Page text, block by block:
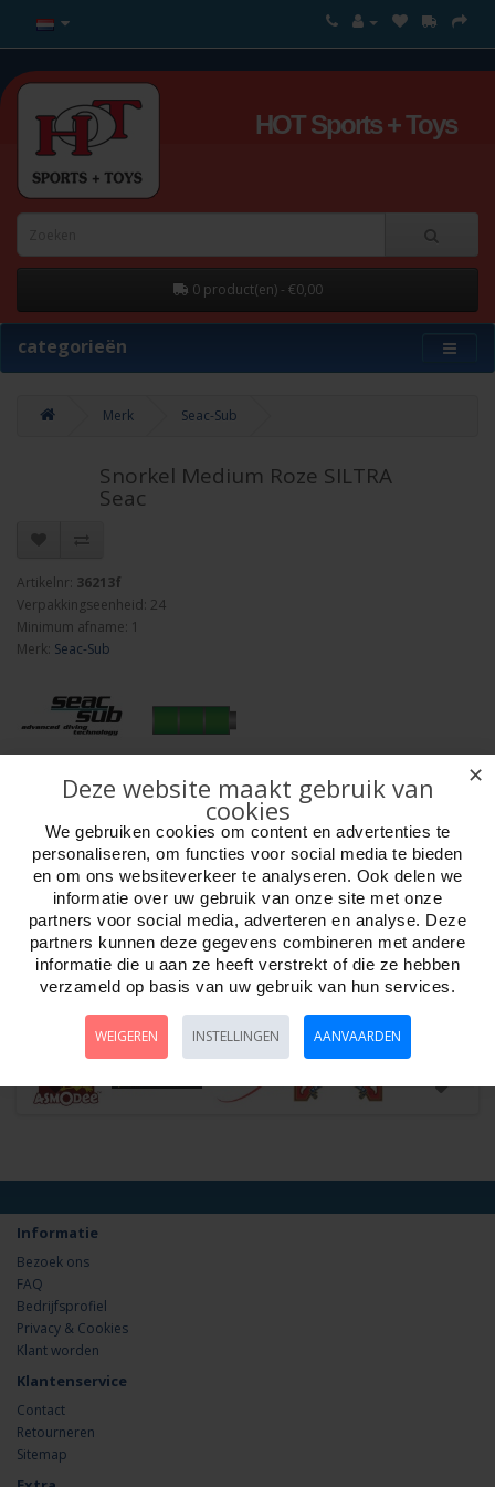
HOT Sports + Toys
0 product(en) - €0,00
categorieën
Merk Seac-Sub
Snorkel Medium Roze SILTRA
Seac
Artikelnr: 36213f
Verpakkingseenheid: 24
Minimum afname: 1
Merk: Seac-Sub
Bestellen
Omschrijving Foto hoge resolutie Details
Snorkel Medium Roze SILTRA Seac
Informatie
Bezoek ons
FAQ
Bedrijfsprofiel
Privacy & Cookies
Klant worden
Klantenservice
Contact
Retourneren
Sitemap
✕
Deze website maakt gebruik van
cookies
We gebruiken cookies om content en advertenties te
personaliseren, om functies voor social media te bieden
en om ons websiteverkeer te analyseren. Ook delen we
informatie over uw gebruik van onze site met onze
partners voor social media, adverteren en analyse. Deze
partners kunnen deze gegevens combineren met andere
informatie die u aan ze heeft verstrekt of die ze hebben
verzameld op basis van uw gebruik van hun services.
WEIGEREN INSTELLINGEN AANVAARDEN